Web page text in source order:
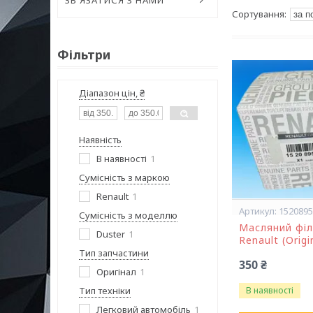
Фільтри
Діапазон цін, ₴
Наявність
В наявності 1
Сумісність з маркою
Renault 1
Сумісність з моделлю
Duster 1
Тип запчастини
Оригінал 1
Тип техніки
Легковий автомобіль 1
Масляний
Renault
350 ₴
В наявності